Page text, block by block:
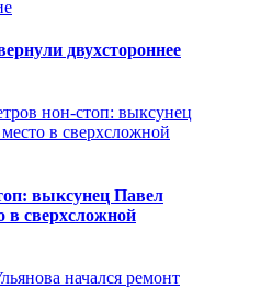
двухстороннее
выксунец Павел
в сверхсложной